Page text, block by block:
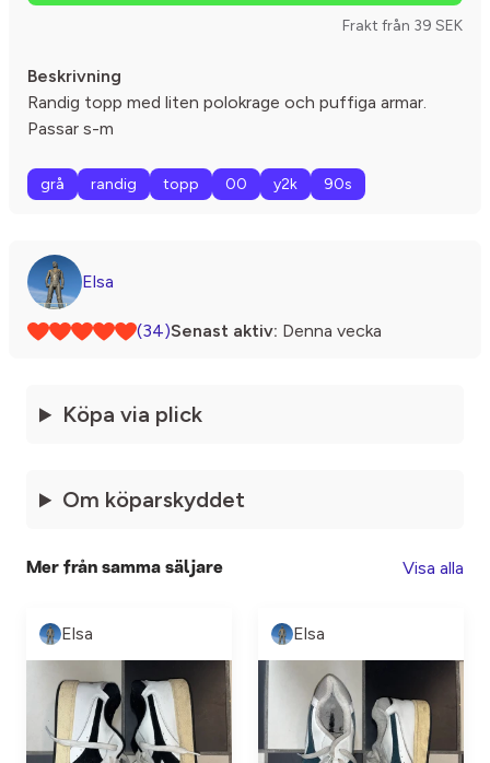
Frakt från 39 SEK
Beskrivning
Randig topp med liten polokrage och puffiga armar.
Passar s-m
grå randig topp 00 y2k 90s
Elsa
(34)Senast aktiv: Denna vecka
Köpa via plick
Om köparskyddet
Mer från samma säljare Visa alla
Elsa Elsa